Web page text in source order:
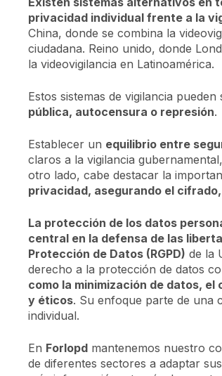
privacidad individual frente a la
China, donde se combina la
ciudadana. Reino unido, donde
la videovigilancia en Latinoamérica.
Estos sistemas de vigilancia
pública, autocensura o represión.
Establecer un equilibrio entre
claros a la vigilancia
otro lado, cabe destacar la
privacidad, asegurando el
La protección de los datos
central en la defensa de las
Protección de Datos (RGPD) de la
derecho a la protección de datos
como la minimización de datos,
y éticos. Su enfoque parte de una
individual.
En Forlopd mantenemos nuestro
de diferentes sectores a adaptar